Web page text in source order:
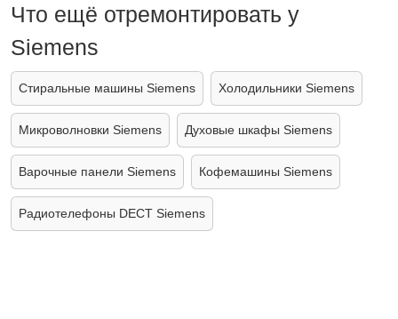
Что ещё отремонтировать у
Siemens
Стиральные машины Siemens Холодильники Siemens
Микроволновки Siemens Духовые шкафы Siemens
Варочные панели Siemens Кофемашины Siemens
Радиотелефоны DECT Siemens